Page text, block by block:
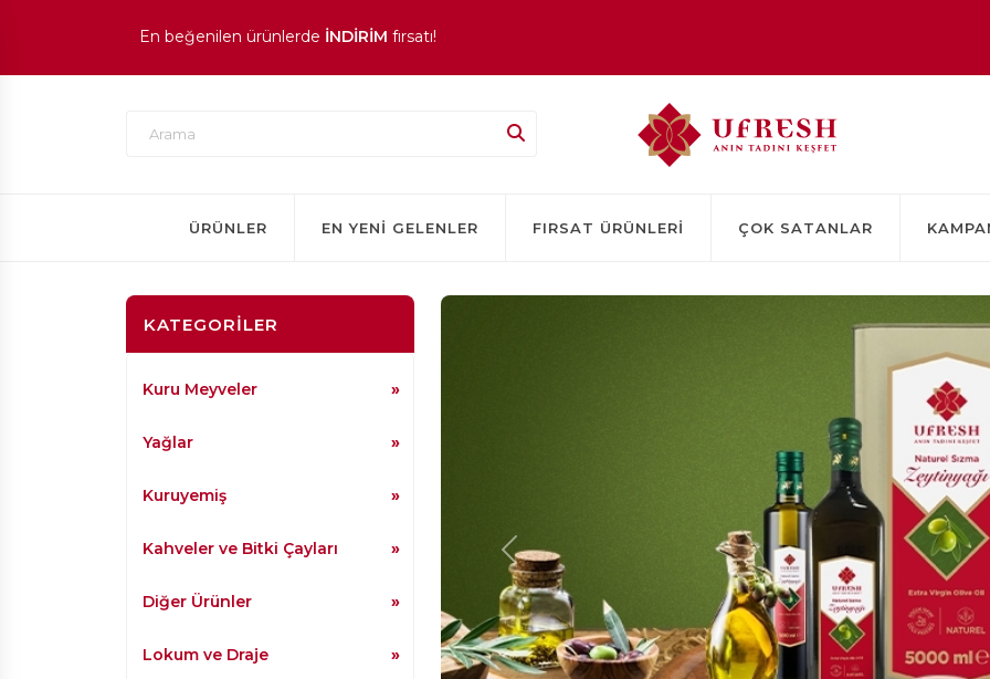
ÜRÜNLER EN YENI GELENLER FIRSAT ÜRÜNLERI ÇOK SATANLAR
KATEGORILER
Kuru Meyveler
Yağlar
Kuruyemiş
Kahveler ve Bitki Çayları
Diğer Ürünler
Lokum ve Draje
Previous